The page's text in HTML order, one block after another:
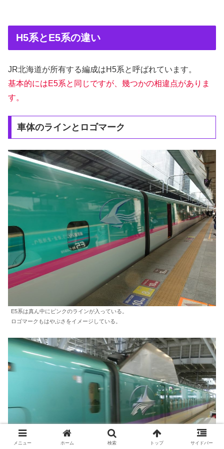
H5系とE5系の違い
JR北海道が所有する編成はH5系と呼ばれています。
基本的にはE5系と同じですが、幾つかの相違点がありま
す。
車体のラインとロゴマーク
E5系は真ん中にピンクのラインが入っている。
ロゴマークもはやぶさをイメージしている。
メニュー ホーム 検索 トップ サイドバー